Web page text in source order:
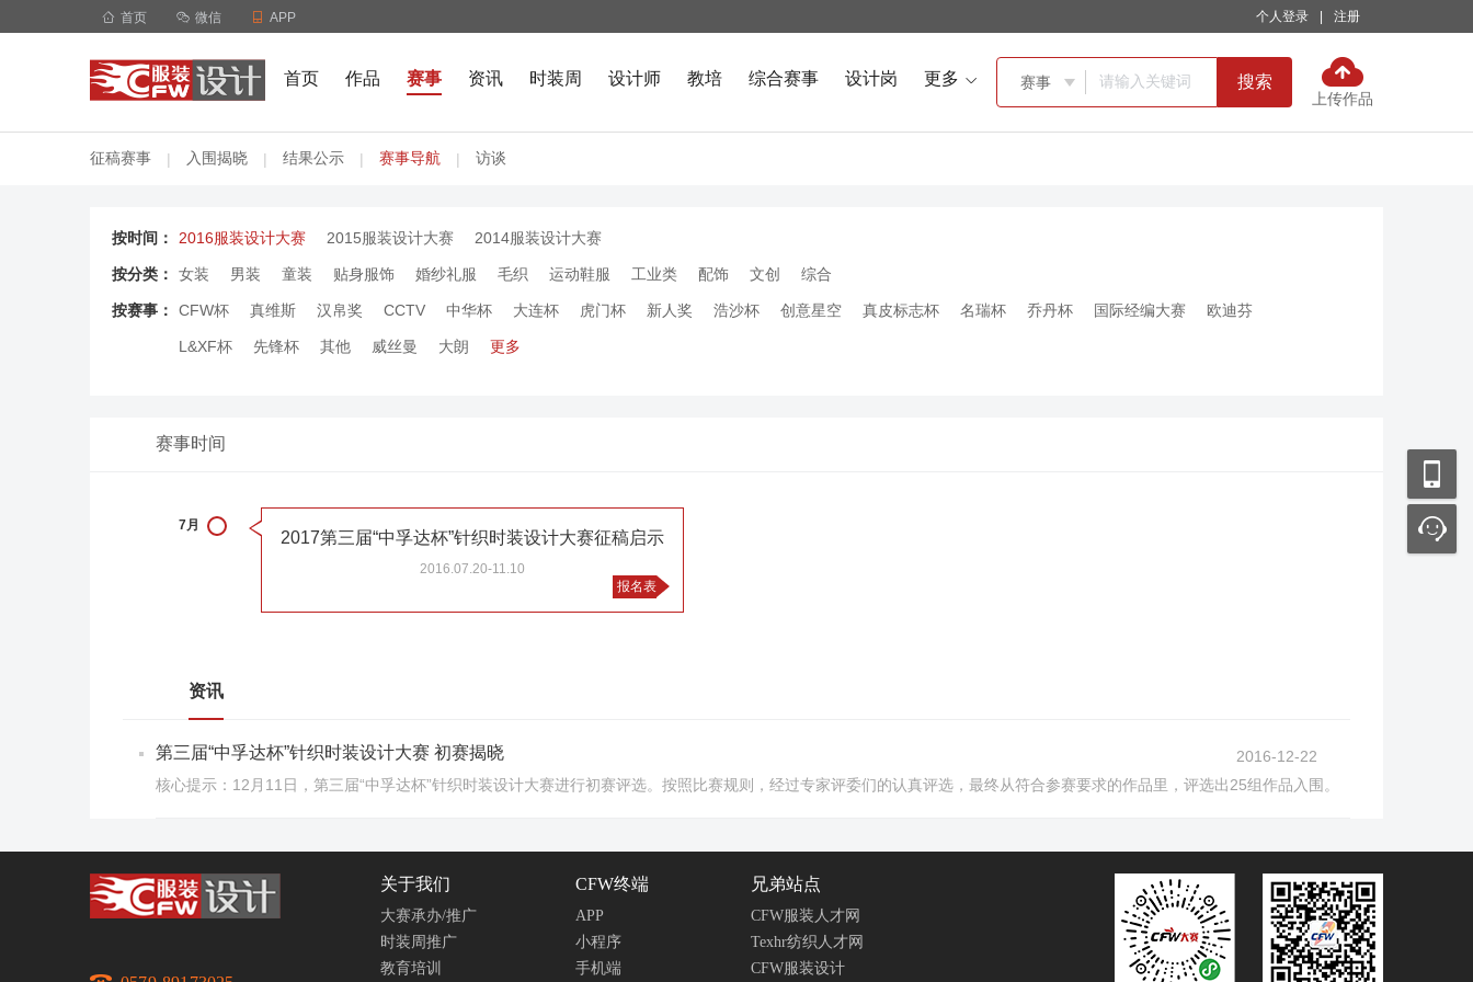
 首页  微信  APP 个人登录 注册
首页 作品 赛事 资讯 时装周 设计师 教培 综合赛事 设计岗 更多  赛事  搜索
上传作品
征稿赛事 | 入围揭晓 | 结果公示 | 赛事导航 | 访谈
按时间： 2016服装设计大赛 2015服装设计大赛 2014服装设计大赛
按分类： 女装 男装 童装 贴身服饰 婚纱礼服 毛织 运动鞋服 工业类 配饰 文创 综合
按赛事： CFW杯 真维斯 汉帛奖 CCTV 中华杯 大连杯 虎门杯 新人奖 浩沙杯 创意星空 真皮标志杯 名瑞杯 乔丹杯 国际经编大赛 欧迪芬
L&XF杯 先锋杯 其他 威丝曼 大朗 更多
赛事时间
7月
2017第三届“中孚达杯”针织时装设计大赛征稿启示
2016.07.20-11.10
报名表
资讯
第三届“中孚达杯”针织时装设计大赛 初赛揭晓
2016-12-22
核心提示：12月11日，第三届“中孚达杯”针织时装设计大赛进行初赛评选。按照比赛规则，经过专家评委们的认真评选，最终从符合参赛要求的作品里，评选出25组作品入围。
关于我们
大赛承办/推广
时装周推广
教育培训
CFW终端
APP
小程序
手机端
兄弟站点
CFW服装人才网
Texhr纺织人才网
CFW服装设计